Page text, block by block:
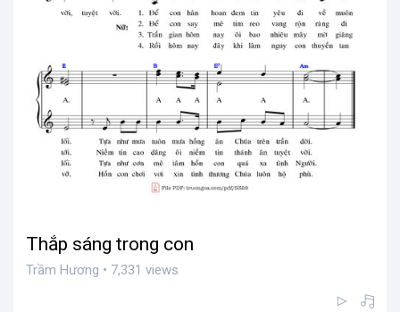
Thắp sáng trong con
Trầm Hương • 7,331 views